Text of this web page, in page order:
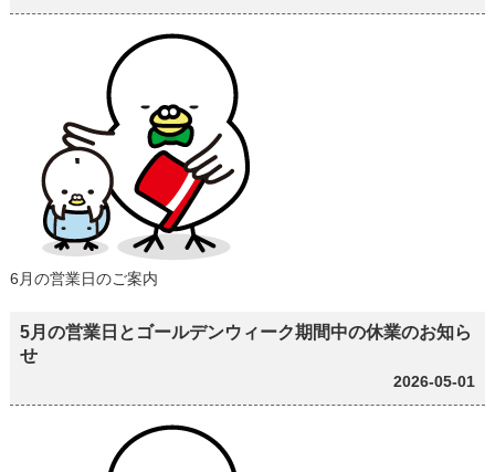
6月の営業日のご案内
5月の営業日とゴールデンウィーク期間中の休業のお知ら
せ
2026-05-01